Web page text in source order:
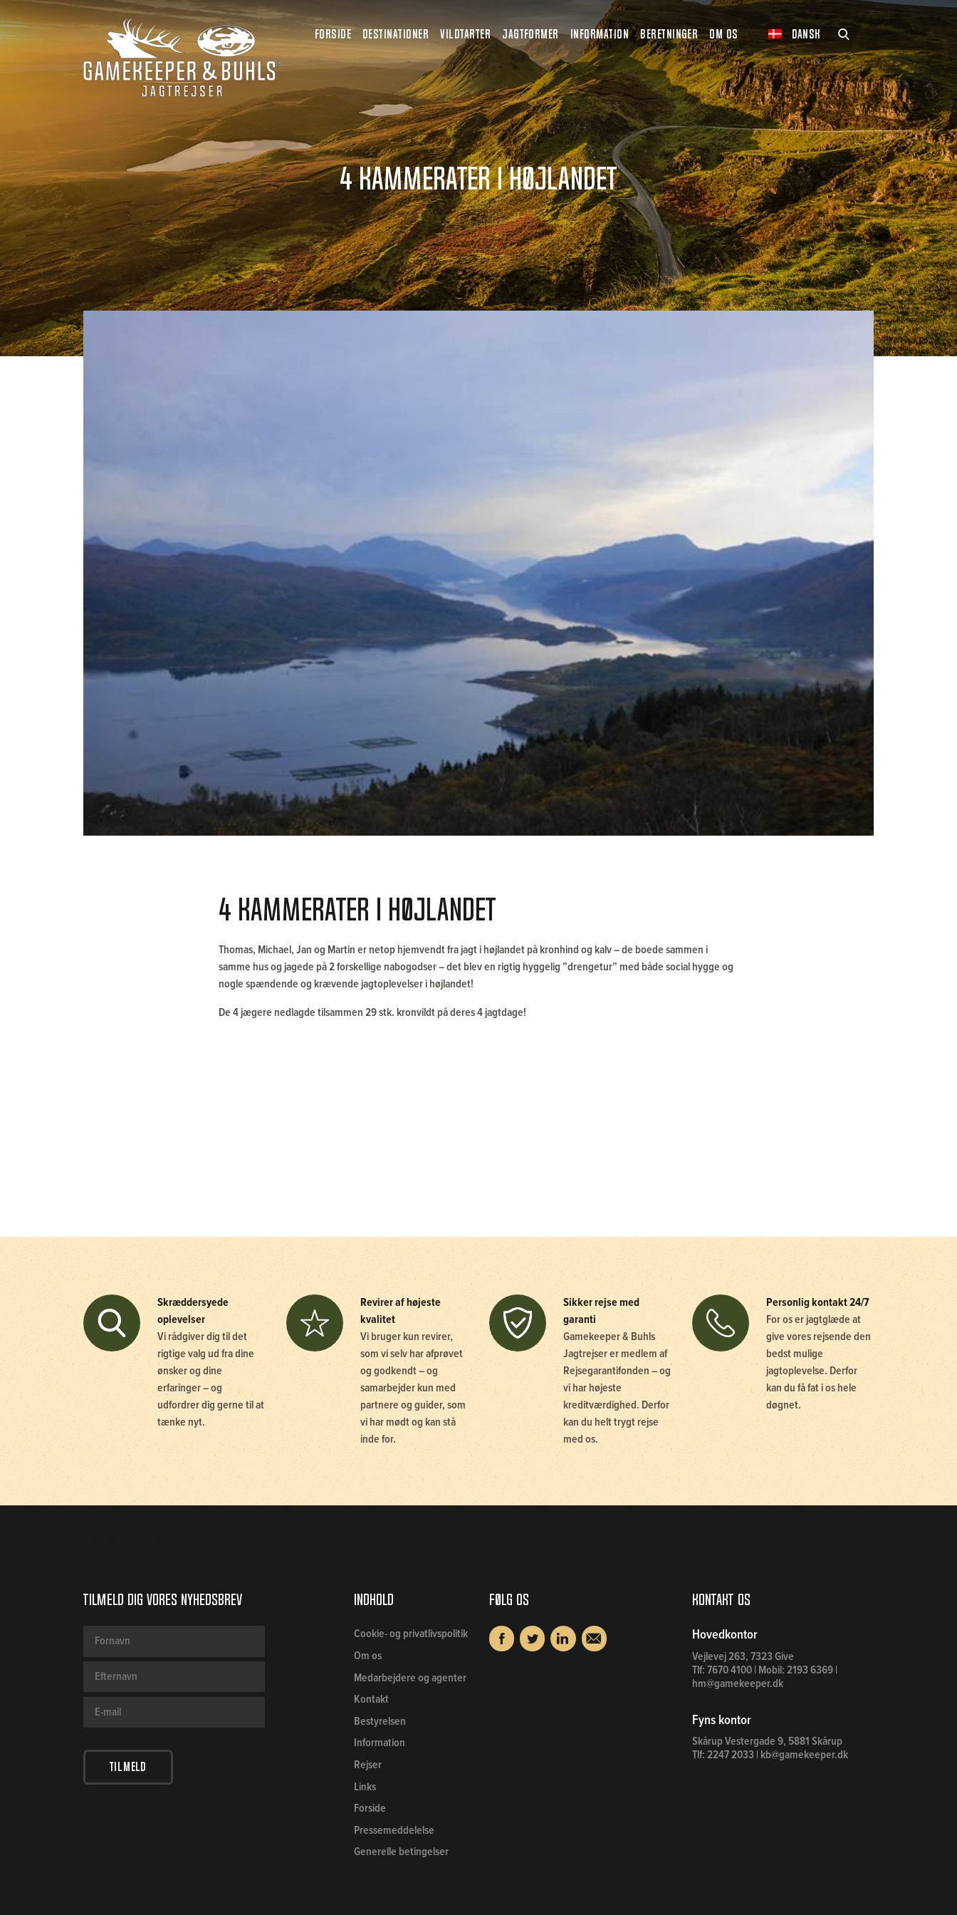
FORSIDE DESTINATIONER VILDTARTER JAGTFORMER INFORMATION BERETNINGER OM OS DANSK
4 KAMMERATER i højlandet
4 KAMMERATER i højlandet
Thomas, Michael, Jan og Martin er netop hjemvendt fra jagt i højlandet på kronhind og kalv – de boede sammen i
samme hus og jagede på 2 forskellige nabogodser – det blev en rigtig hyggelig ”drengetur” med både social hygge og
nogle spændende og krævende jagtoplevelser i højlandet!
De 4 jægere nedlagde tilsammen 29 stk. kronvildt på deres 4 jagtdage!
Skræddersyede
oplevelser
Vi rådgiver dig til det
rigtige valg ud fra dine
ønsker og dine
erfaringer – og
udfordrer dig gerne til at
tænke nyt.
Revirer af højeste
kvalitet
Vi bruger kun revirer,
som vi selv har afprøvet
og godkendt – og
samarbejder kun med
partnere og guider, som
vi har mødt og kan stå
inde for.
Sikker rejse med
garanti
Gamekeeper & Buhls
Jagtrejser er medlem af
Rejsegarantifonden – og
vi har højeste
kreditværdighed. Derfor
kan du helt trygt rejse
med os.
Personlig kontakt 24/7
For os er jagtglæde at
give vores rejsende den
bedst mulige
jagtoplevelse. Derfor
kan du få fat i os hele
døgnet.
Tilmeld dig vores nyhedsbrev Indhold
Cookie- og privatlivspolitik
Om os
Medarbejdere og agenter
Kontakt
Bestyrelsen
Information
Rejser
Links
Forside
Pressemeddelelse
Generelle betingelser
Følg os Kontakt os
Hovedkontor
Vejlevej 263, 7323 Give
Tlf: 7670 4100 | Mobil: 2193 6369 |
hm@gamekeeper.dk
Fyns kontor
Skårup Vestergade 9, 5881 Skårup
Tlf: 2247 2033 | kb@gamekeeper.dk